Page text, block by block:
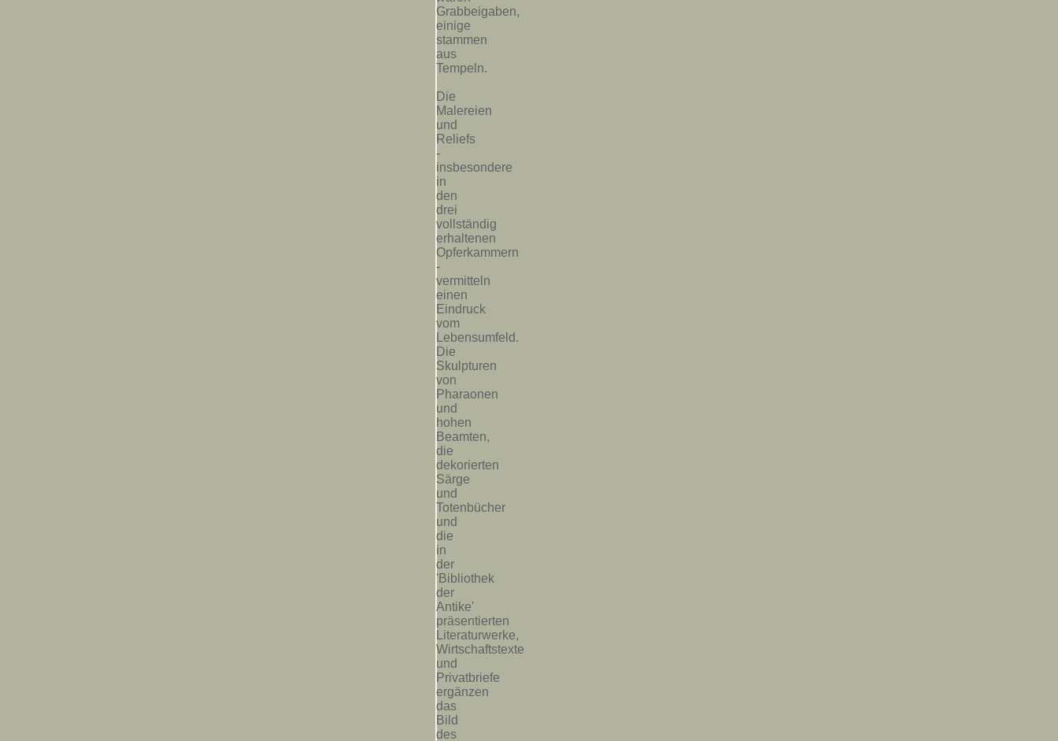
Grabbeigaben,
einige
stammen
aus
Tempeln.
Die
Malereien
und
Reliefs
-
insbesondere
in
den
drei
vollständig
erhaltenen
Opferkammern
-
vermitteln
einen
Eindruck
vom
Lebensumfeld.
Die
Skulpturen
von
Pharaonen
und
hohen
Beamten,
die
dekorierten
Särge
und
Totenbücher
und
die
in
der
'Bibliothek
der
Antike'
präsentierten
Literaturwerke,
Wirtschaftstexte
und
Privatbriefe
ergänzen
das
Bild
des